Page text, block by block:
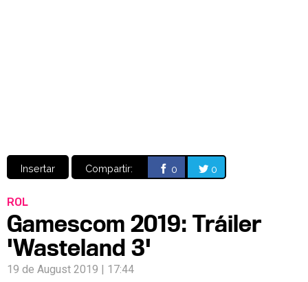
Insertar Compartir: 0 0
ROL
Gamescom 2019: Tráiler
'Wasteland 3'
19 de August 2019 | 17:44